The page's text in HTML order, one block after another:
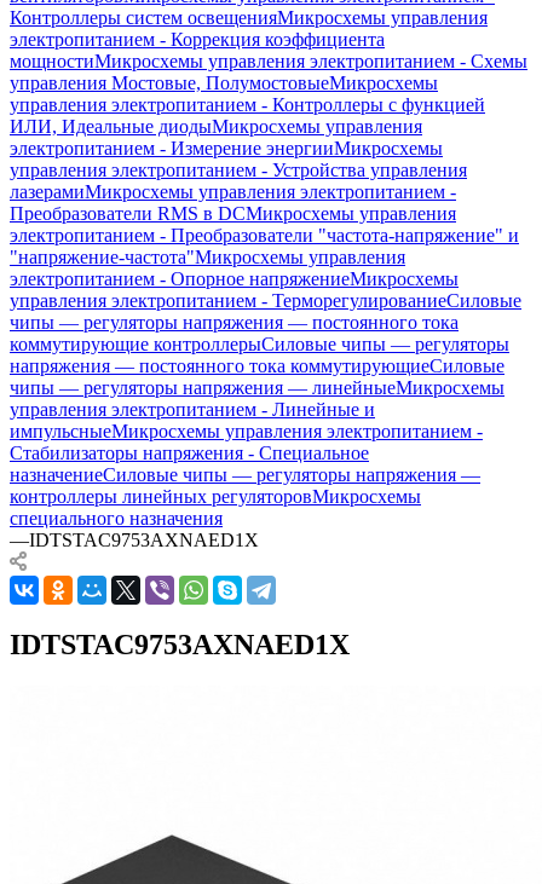
Контроллеры систем освещенияМикросхемы управления
электропитанием - Коррекция коэффициента
мощностиМикросхемы управления электропитанием - Схемы
управления Мостовые, ПолумостовыеМикросхемы
управления электропитанием - Контроллеры с функцией
ИЛИ, Идеальные диодыМикросхемы управления
электропитанием - Измерение энергииМикросхемы
управления электропитанием - Устройства управления
лазерамиМикросхемы управления электропитанием -
Преобразователи RMS в DCМикросхемы управления
электропитанием - Преобразователи "частота-напряжение" и
"напряжение-частота"Микросхемы управления
электропитанием - Опорное напряжениеМикросхемы
управления электропитанием - ТерморегулированиеСиловые
чипы — регуляторы напряжения — постоянного тока
коммутирующие контроллерыСиловые чипы — регуляторы
напряжения — постоянного тока коммутирующиеСиловые
чипы — регуляторы напряжения — линейныеМикросхемы
управления электропитанием - Линейные и
импульсныеМикросхемы управления электропитанием -
Стабилизаторы напряжения - Специальное
назначениеСиловые чипы — регуляторы напряжения —
контроллеры линейных регуляторовМикросхемы
специального назначения
—IDTSTAC9753AXNAED1X
IDTSTAC9753AXNAED1X